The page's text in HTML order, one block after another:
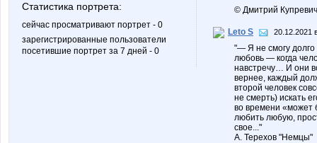
Статистика портрета:
сейчас просматривают портрет - 0
зарегистрированные пользователи
посетившие портрет за 7 дней - 0
© Дмитрий Купревич
Leto S 20.12.2021
"— Я не смогу долго
любовь — когда
навстречу… И они
вернее, каждый
второй человек
не смерть) искать
во времени «может
любить любую,
свое..."
А. Терехов "Немцы"